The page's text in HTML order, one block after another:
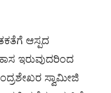
ಆಸ್ಪದ
ಇರುವುದರಿಂದ
ಸ್ವಾಮೀಜಿ